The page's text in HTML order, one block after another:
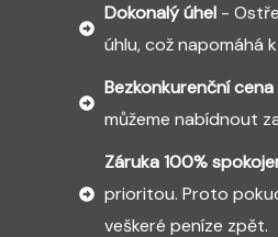
Dokonalý úhel-
úhlu, což napomáhá
Bezkonkurenční cena
můžeme nabídnout
Záruka 100%
prioritou. Proto
veškeré peníze zpět.